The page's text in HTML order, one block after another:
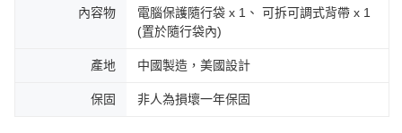
內容物
電腦保護隨行袋 x 1、 可拆可調式背帶 x 1
(置於隨行袋內)
產地 中國製造，美國設計
保固 非人為損壞一年保固